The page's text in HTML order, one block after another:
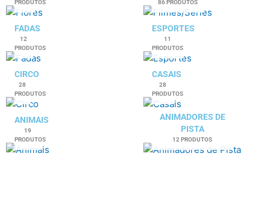
PRODUTOS 86 PRODUTOS
FADAS
12
PRODUTOS
ESPORTES
11
PRODUTOS
CIRCO
28
PRODUTOS
CASAIS
28
PRODUTOS
ANIMAIS
19
PRODUTOS
ANIMADORES DE
PISTA
12 PRODUTOS